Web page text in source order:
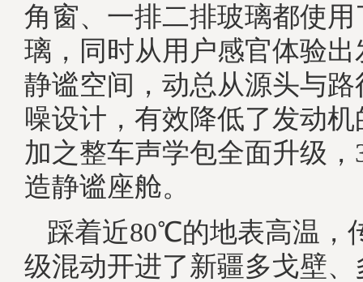
角窗、一排二排玻璃都使
璃，同时从用户感官体验
静谧空间，动总从源头与
噪设计，有效降低了发动
加之整车声学包全面升级，
造静谧座舱。
踩着近80℃的地表高温，
级混动开进了新疆多戈壁